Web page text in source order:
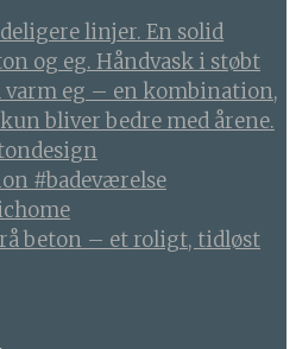
beton – et roligt, tidløst